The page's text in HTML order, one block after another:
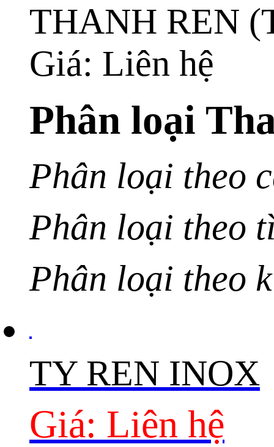
THANH REN
Giá: Liên hệ
Phân loại
Phân loại theo
Phân loại theo
Phân loại theo
TY REN INOX
Giá: Liên hệ